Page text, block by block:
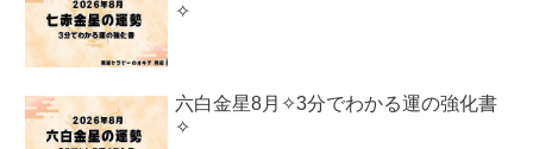
✧
六白金星8月✧3分でわかる運の強化書
✧